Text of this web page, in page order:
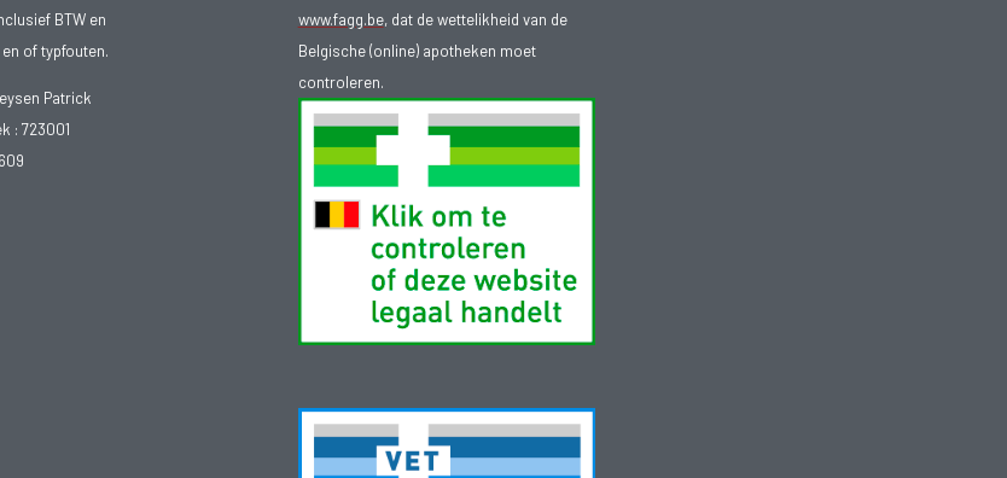
BTW en
of typfouten.
Patrick
: 723001
www.fagg.be, dat de wettelikheid van de
Belgische (online) apotheken moet
controleren.